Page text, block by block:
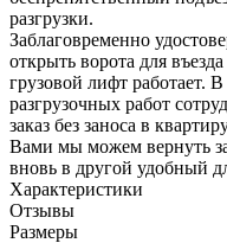
разгрузки.
Заблаговременно
открыть ворота для
грузовой лифт работает.
разгрузочных работ
заказ без заноса в
Вами мы можем вернуть
вновь в другой удобный
Характеристики
Отзывы
Размеры